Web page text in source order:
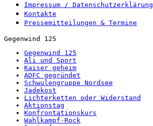
Impressum / Datenschutzerklärung
Kontakte
Pressemitteilungen & Termine
Gegenwind 125
Gegenwind 125
Ali und Sport
Kaiser geheim
ADFC gegründet
Schwulengruppe Nordsee
Jadekost
Lichterketten oder Widerstand
Aktionstag
Konfrontationskurs
Wahlkampf-Rock